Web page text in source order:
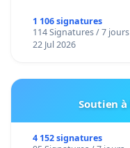
1 106 signatures
114 Signatures / 7 jours
22 Jul 2026
Soutien
4 152 signatures